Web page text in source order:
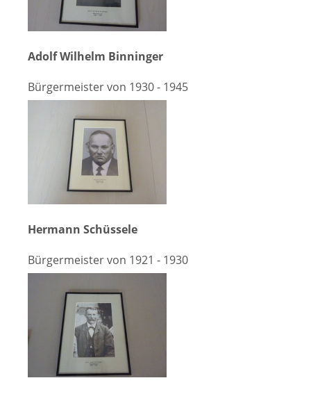
Adolf Wilhelm Binninger
Bürgermeister von 1930 - 1945
Hermann Schüssele
Bürgermeister von 1921 - 1930